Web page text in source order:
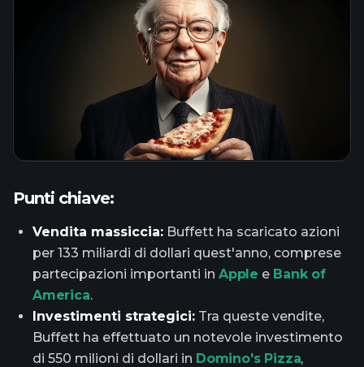
Punti chiave:
Vendita massiccia: Buffett ha scaricato azioni
per 133 miliardi di dollari quest'anno, comprese
partecipazioni importanti in Apple e Bank of
America.
Investimenti strategici: Tra queste vendite,
Buffett ha effettuato un notevole investimento
di 550 milioni di dollari in Domino's Pizza,